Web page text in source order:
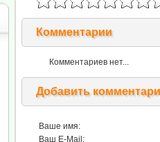
Комментарии
Комментариев нет...
Добавить
Ваше имя:
Ваш E-Mail: